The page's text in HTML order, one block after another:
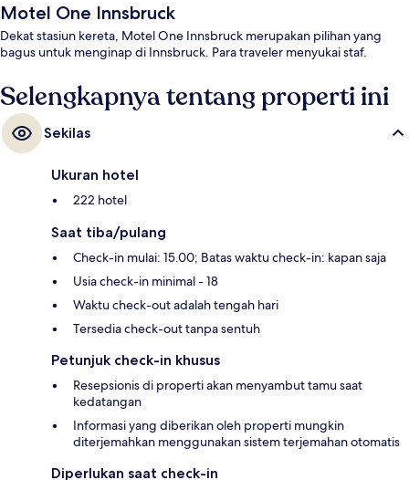
Motel One Innsbruck
Dekat stasiun kereta, Motel One Innsbruck merupakan pilihan yang
bagus untuk menginap di Innsbruck. Para traveler menyukai staf.
Selengkapnya tentang properti ini
Sekilas
Ukuran hotel
222 hotel
Saat tiba/pulang
Check-in mulai: 15.00; Batas waktu check-in: kapan saja
Usia check-in minimal - 18
Waktu check-out adalah tengah hari
Tersedia check-out tanpa sentuh
Petunjuk check-in khusus
Resepsionis di properti akan menyambut tamu saat
kedatangan
Informasi yang diberikan oleh properti mungkin
diterjemahkan menggunakan sistem terjemahan otomatis
Diperlukan saat check-in